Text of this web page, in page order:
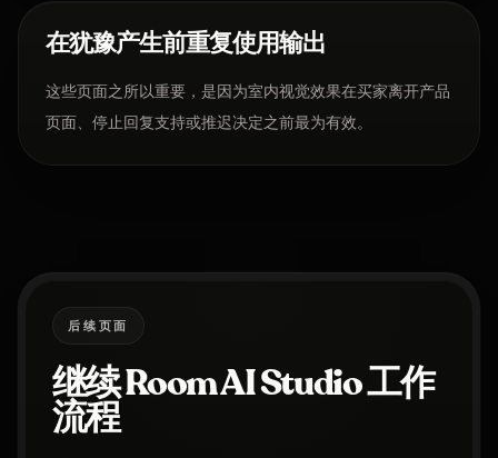
在犹豫产生前重复使用输出
这些页面之所以重要，是因为室内视觉效果在买家离开产品
页面、停止回复支持或推迟决定之前最为有效。
后续页面
继续 Room AI Studio 工作
流程